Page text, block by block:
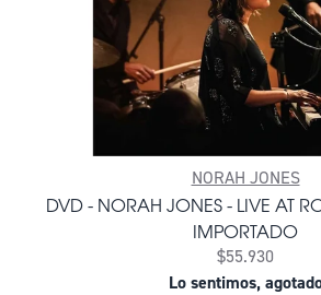
NORAH JONES
DVD - NORAH JONES - LIVE AT
IMPORTADO
$55.930
Lo sentimos,